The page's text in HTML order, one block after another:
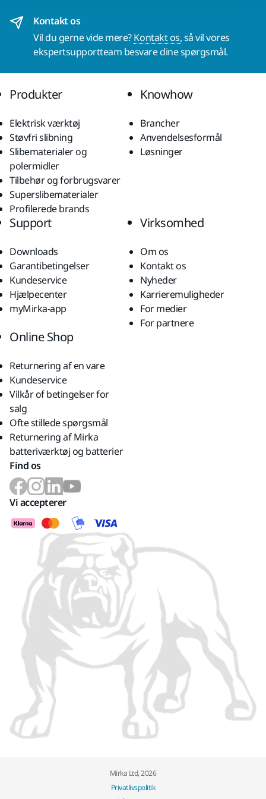
Kontakt os
Vil du gerne vide mere?Kontakt os,så vil vores
ekspertsupportteam besvare dine spørgsmål.
Produkter
Elektrisk værktøj
Støvfri slibning
Slibematerialer og
polermidler
Tilbehør og forbrugsvarer
Superslibematerialer
Profilerede brands
Knowhow
Brancher
Anvendelsesformål
Løsninger
Support
Downloads
Garantibetingelser
Kundeservice
Hjælpecenter
myMirka-app
Virksomhed
Om os
Kontakt os
Nyheder
Karrieremuligheder
For medier
For partnere
Online Shop
Returnering af en vare
Kundeservice
Vilkår of betingelser for
salg
Ofte stillede spørgsmål
Returnering af Mirka
batteriværktøj og batterier
Find os
Vi accepterer
Mirka Ltd, 2026
Privatlivspolitik